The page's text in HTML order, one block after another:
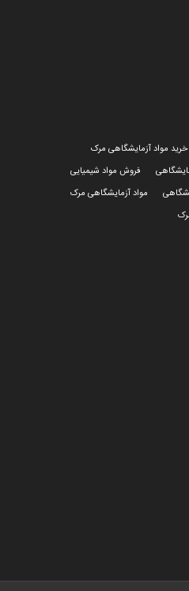
خرید مواد آزمایشگاهی مرک
فروش مواد شیمیایی
مواد آزمایشگاهی مرک